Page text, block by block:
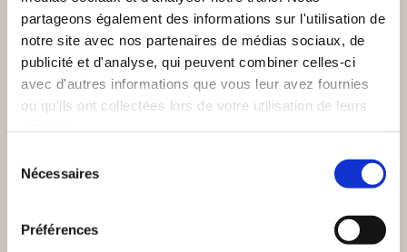
partageons également des informations sur l'utilisation de
notre site avec nos partenaires de médias sociaux, de
publicité et d'analyse, qui peuvent combiner celles-ci
avec d'autres informations que vous leur avez fournies
ou qu'ils ont collectées lors de votre utilisation de leurs
Nécessaires
Préférences
INTERROGATIONS
ÉCRITES...
(0 avis)
L'AFFAIRE DU JOE
DASSASSIN